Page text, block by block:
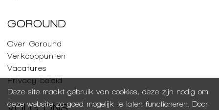
Deze site maakt gebruik van cookies, deze zijn nodig om
deze website zo goed mogelijk te laten functioneren. Door
GOROUND
Over Goround
Verkooppunten
Vacatures
Privacy beleid
VOLG ONS